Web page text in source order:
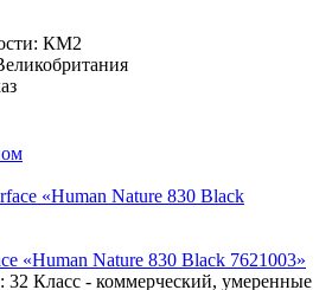
КМ2
«Human Nature 830 Black 7621003»
32 Класс - коммерческий, умеренные